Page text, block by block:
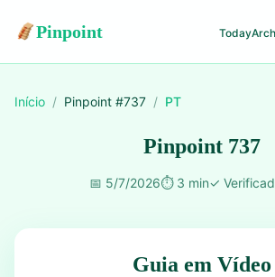
Pinpoint Today
Início / Pinpoint #737 / PT
Pinpoint 737
📅 5/7/2026⏱️ 3 min✓
Guia em Vídeo